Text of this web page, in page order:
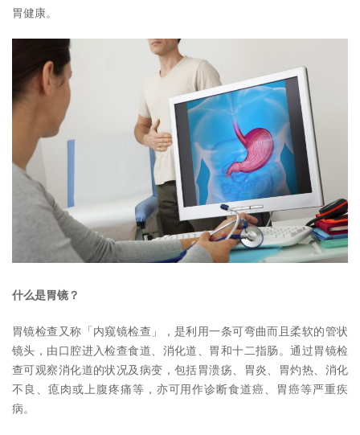
胃健康。
什么是胃镜？
胃镜检查又称「内窥镜检查」，是利用一条可弯曲而且柔软的管状
镜头，由口腔进入检查食道、消化道、胃和十二指肠。通过胃镜检
查可观察消化道的状况及病变，包括胃溃疡、胃炎、胃灼热、消化
不良、瘜肉或上腹疼痛等，亦可用作诊断食道癌、胃癌等严重疾
病。